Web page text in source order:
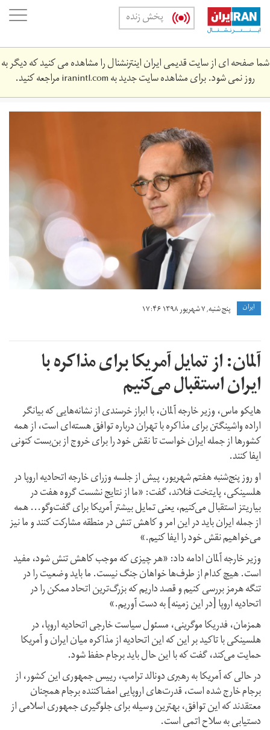
Skip
main
content
پخش زنده
شما صفحه ای از سایت قدیمی ایران اینترنشنال را مشاهده می کنید که دیگر به
روز نمی شود. برای مشاهده سایت جدید بهiranintl.comمراجعه کنید.
2019-
08-
politics.jpg
ايران پنج شنبه, ۷ شهریور ۱۳۹۸ ۱۷:۴۶
آلمان: از تمایل آمریکا برای مذاکره با
ایران استقبال می‌کنیم
هایکو ماس، وزیر خارجه آلمان، با ابراز خرسندی از نشانه‌هایی که بیانگر
اراده واشینگتن برای مذاکره با تهران درباره توافق هسته‌‌ای است، از همه
کشورها از جمله ایران خواست تا نقش خود را برای خروج از بن‌بست کنونی
ایفا کنند.
او روز پنج‌شنبه هفتم شهریور، پیش از جلسه وزرای خارجه اتحادیه اروپا در
هلسینکی، پایتخت فنلاند، گفت: «ما از نتایج نشست گروه هفت در
بیاریتز استقبال می‌کنیم، یعنی تمایل بیشتر آمریکا برای گفت‌وگو... همه
از جمله ایران باید در این امر و کاهش تنش در منطقه مشارکت کنند و ما نیز
می‌خواهیم نقش خود را ایفا کنیم.»
وزیر خارجه آلمان ادامه داد: «هر چیزی که موجب کاهش تنش شود، مفید
است. هیچ کدام از طرف‌ها خواهان جنگ نیست. ما باید وضعیت را در
تنگه هرمز بررسی کنیم و قصد داریم که بزرگ‌ترین اتحاد ممکن را در
اتحادیه اروپا [در این زمینه] به دست آوریم.»
همزمان، فدریکا موگرینی، مسئول سیاست خارجی اتحادیه اروپا، در
هلسینکی با تاکید بر این که این اتحادیه از مذاکره میان ایران و آمریکا
حمایت می‌کند، گفت که با این حال باید برجام حفظ شود.
در حالی که آمریکا به رهبری دونالد ترامپ، رییس جمهوری این کشور، از
برجام خارج شده است، قدرت‌های اروپایی امضاکننده برجام همچنان
معتقدند که این توافق، بهترین وسیله برای جلوگیری جمهوری اسلامی از
دستیابی به سلاح اتمی است.